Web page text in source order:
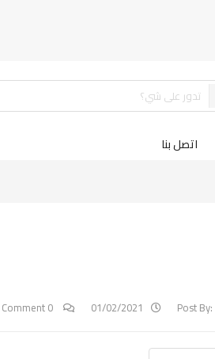
اتصل بنا
Post By:
01/02/2021